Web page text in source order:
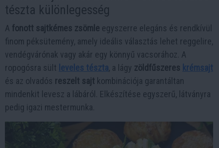
tészta különlegesség
A fonott sajtkémes zsömle egyszerre elegáns és rendkívül
finom péksütemény, amely ideális választás lehet reggelire,
vendégvárónak vagy akár egy könnyű vacsorához. A
ropogósra sült leveles tészta, a lágy zöldfűszeres krémsajt
és az olvadós reszelt sajt kombinációja garantáltan
mindenkit levesz a lábáról. Elkészítése egyszerű, látványra
pedig igazi mestermunka.